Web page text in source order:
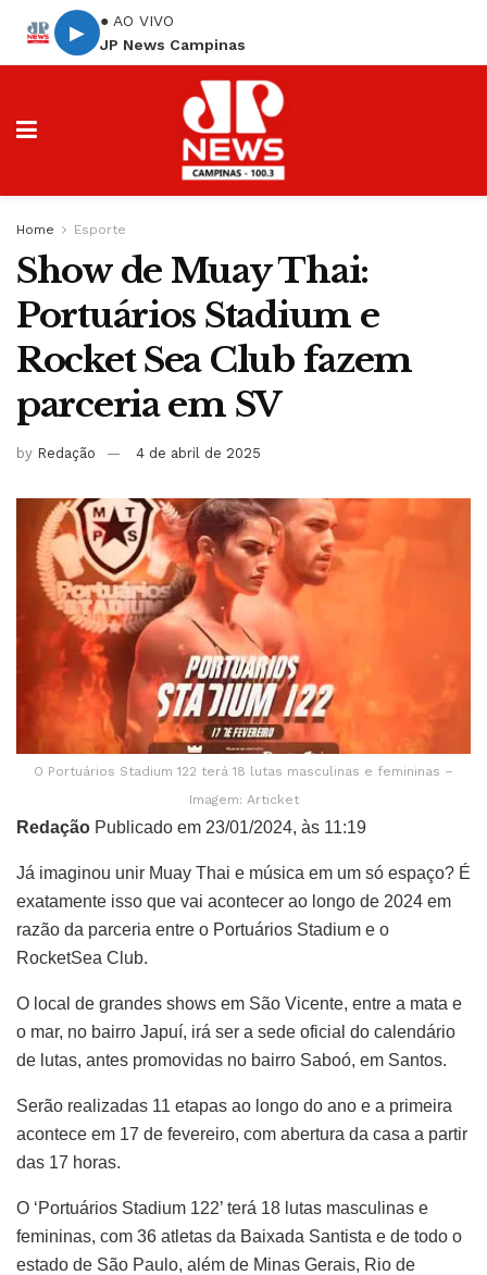
▶
● AO VIVO
JP News Campinas
Home Esporte
Show de Muay Thai:
Portuários Stadium e
Rocket Sea Club fazem
parceria em SV
by Redação 4 de abril de 2025
O Portuários Stadium 122 terá 18 lutas masculinas e femininas –
Imagem: Articket
Redação Publicado em 23/01/2024, às 11:19
Já imaginou unir Muay Thai e música em um só espaço? É
exatamente isso que vai acontecer ao longo de 2024 em
razão da parceria entre o Portuários Stadium e o
RocketSea Club.
O local de grandes shows em São Vicente, entre a mata e
o mar, no bairro Japuí, irá ser a sede oficial do calendário
de lutas, antes promovidas no bairro Saboó, em Santos.
Serão realizadas 11 etapas ao longo do ano e a primeira
acontece em 17 de fevereiro, com abertura da casa a partir
das 17 horas.
O ‘Portuários Stadium 122’ terá 18 lutas masculinas e
femininas, com 36 atletas da Baixada Santista e de todo o
estado de São Paulo, além de Minas Gerais, Rio de